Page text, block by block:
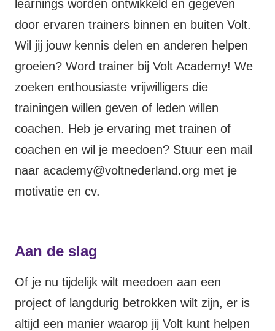
learnings worden ontwikkeld en gegeven
door ervaren trainers binnen en buiten Volt.
Wil jij jouw kennis delen en anderen helpen
groeien? Word trainer bij Volt Academy! We
zoeken enthousiaste vrijwilligers die
trainingen willen geven of leden willen
coachen. Heb je ervaring met trainen of
coachen en wil je meedoen? Stuur een mail
naar academy@voltnederland.org met je
motivatie en cv.
Aan de slag
Of je nu tijdelijk wilt meedoen aan een
project of langdurig betrokken wilt zijn, er is
altijd een manier waarop jij Volt kunt helpen